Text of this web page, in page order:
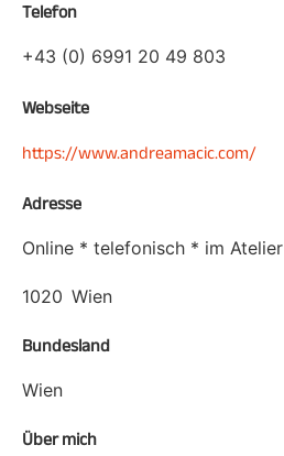
Telefon
+43 (0) 6991 20 49 803
Webseite
https://www.andreamacic.com/
Adresse
Online * telefonisch * im Atelier
1020 Wien
Bundesland
Wien
Über mich